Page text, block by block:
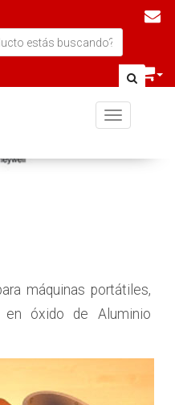
Toggle
máquinas portátiles,
en óxido de Aluminio